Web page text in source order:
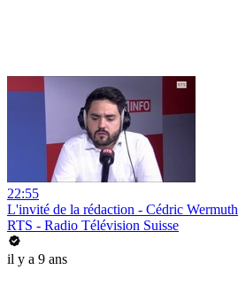
22:55
L'invité de la rédaction - Cédric Wermuth
RTS - Radio Télévision Suisse
il y a 9 ans